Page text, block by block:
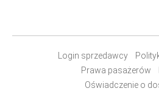
Login sprzedawcy
Prawa pasażerów
Oświadczenie o